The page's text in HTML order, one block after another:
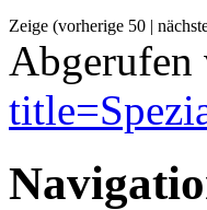
Zeige (vorherige 50 |
Abgerufen